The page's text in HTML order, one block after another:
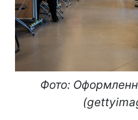
Фото: